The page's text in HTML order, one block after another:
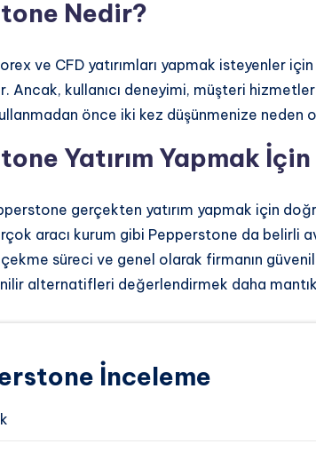
Nedir?
ve CFD yatırımları yapmak isteyenler
Ancak, kullanıcı deneyimi, müşteri
önce iki kez düşünmenize neden
Yatırım Yapmak
gerçekten yatırım yapmak için
aracı kurum gibi Pepperstone da belirli
süreci ve genel olarak firmanın
alternatifleri değerlendirmek daha
İnceleme